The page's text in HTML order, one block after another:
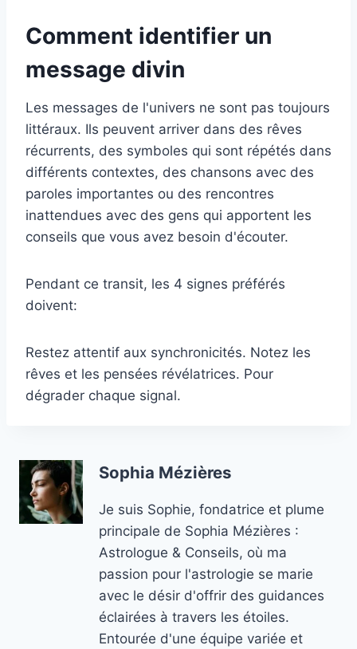
Comment identifier un
message divin
Les messages de l'univers ne sont pas toujours
littéraux. Ils peuvent arriver dans des rêves
récurrents, des symboles qui sont répétés dans
différents contextes, des chansons avec des
paroles importantes ou des rencontres
inattendues avec des gens qui apportent les
conseils que vous avez besoin d'écouter.
Pendant ce transit, les 4 signes préférés
doivent:
Restez attentif aux synchronicités. Notez les
rêves et les pensées révélatrices. Pour
dégrader chaque signal.
Sophia Mézières
Je suis Sophie, fondatrice et plume
principale de Sophia Mézières :
Astrologue & Conseils, où ma
passion pour l'astrologie se marie
avec le désir d'offrir des guidances
éclairées à travers les étoiles.
Entourée d'une équipe variée et